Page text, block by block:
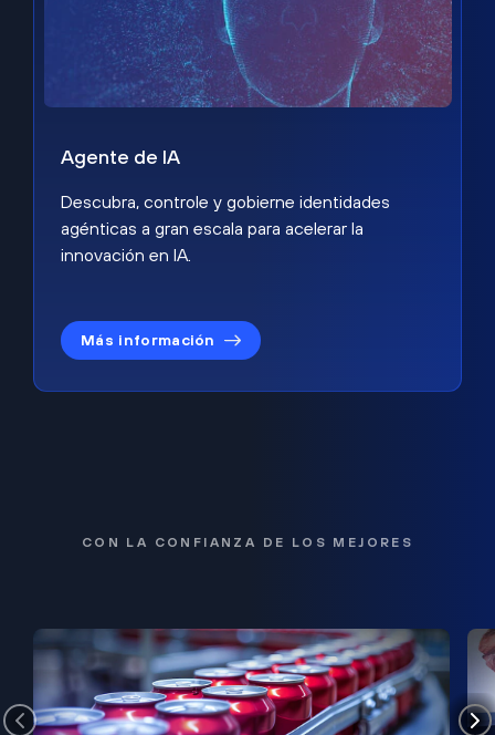
Agente de IA
Descubra, controle y gobierne identidades
agénticas a gran escala para acelerar la
innovación en IA.
Más información
CON LA CONFIANZA DE LOS MEJORES